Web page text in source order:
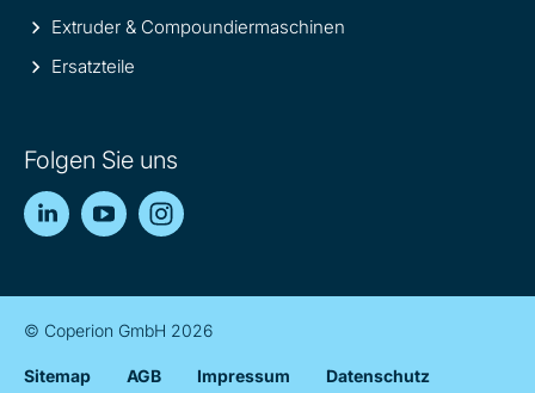
Extruder & Compoundiermaschinen
Ersatzteile
Folgen Sie uns
LinkedInYouTube
© Coperion GmbH 2026
Sitemap AGB Impressum Datenschutz